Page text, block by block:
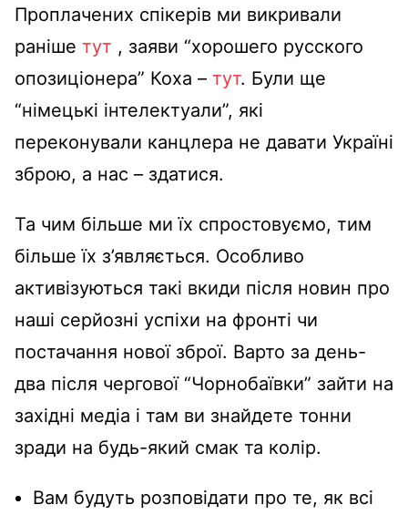
Проплачених спікерів ми викривали
раніше тут , заяви “хорошего русского
опозиціонера” Коха – тут. Були ще
“німецькі інтелектуали”, які
переконували канцлера не давати Україні
зброю, а нас – здатися.
Та чим більше ми їх спростовуємо, тим
більше їх з’являється. Особливо
активізуються такі вкиди після новин про
наші серйозні успіхи на фронті чи
постачання нової зброї. Варто за день-
два після чергової “Чорнобаївки” зайти на
західні медіа і там ви знайдете тонни
зради на будь-який смак та колір.
Вам будуть розповідати про те, як всі